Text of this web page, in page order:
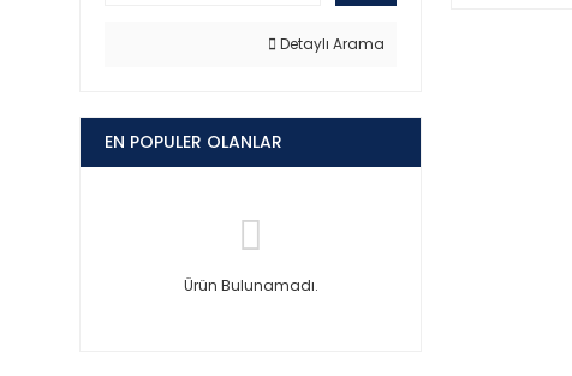
Detaylı Arama
EN POPULER OLANLAR
Ürün Bulunamadı.